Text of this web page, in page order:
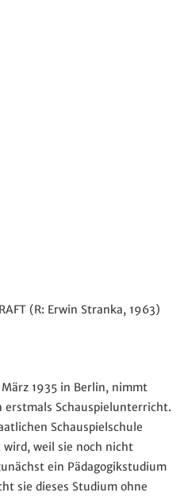
(R: Erwin Stranka, 1963)
1935 in Berlin, nimmt
erstmals Schauspielunterricht.
Schauspielschule
weil sie noch nicht
ein Pädagogikstudium
sie dieses Studium ohne